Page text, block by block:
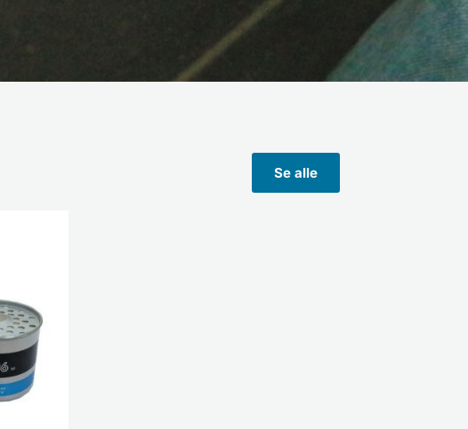
Se alle